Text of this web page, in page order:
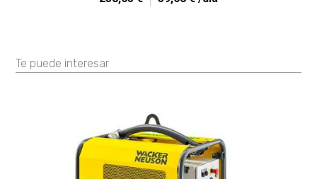
Te puede interesar